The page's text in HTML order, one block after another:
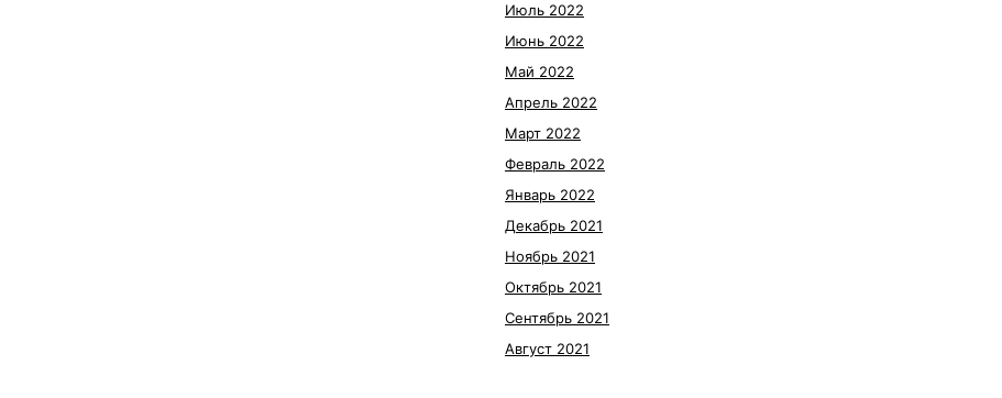
Июль 2022
Июнь 2022
Май 2022
Апрель 2022
Март 2022
Февраль 2022
Январь 2022
Декабрь 2021
Ноябрь 2021
Октябрь 2021
Сентябрь 2021
Август 2021